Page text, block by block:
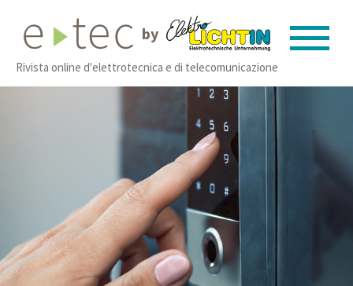
by
Rivista online d'elettrotecnica e di telecomunicazione